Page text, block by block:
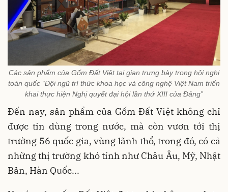
Các sản phẩm của Gốm Đất Việt tại gian trưng bày trong hội nghị
toàn quốc “Đội ngũ trí thức khoa học và công nghệ Việt Nam triển
khai thực hiện Nghị quyết đại hội lần thứ XIII của Đảng”
Đến nay, sản phẩm của Gốm Đất Việt không chỉ
được tin dùng trong nước, mà còn vươn tới thị
trường 56 quốc gia, vùng lãnh thổ, trong đó, có cả
những thị trường khó tính như Châu Âu, Mỹ, Nhật
Bản, Hàn Quốc...